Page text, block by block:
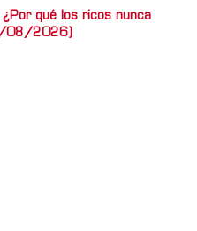
¿Por qué los ricos nunca
08/2026)